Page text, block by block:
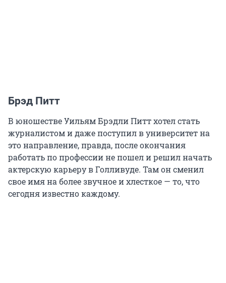
Брэд Питт
В юношестве Уильям Брэдли Питт хотел стать
журналистом и даже поступил в университет на
это направление, правда, после окончания
работать по профессии не пошел и решил начать
актерскую карьеру в Голливуде. Там он сменил
свое имя на более звучное и хлесткое — то, что
сегодня известно каждому.